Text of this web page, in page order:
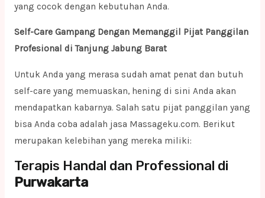
yang cocok dengan kebutuhan Anda.
Self-Care Gampang Dengan Memanggil Pijat Panggilan
Profesional di Tanjung Jabung Barat
Untuk Anda yang merasa sudah amat penat dan butuh
self-care yang memuaskan, hening di sini Anda akan
mendapatkan kabarnya. Salah satu pijat panggilan yang
bisa Anda coba adalah jasa Massageku.com. Berikut
merupakan kelebihan yang mereka miliki:
Terapis Handal dan Professional di
Purwakarta